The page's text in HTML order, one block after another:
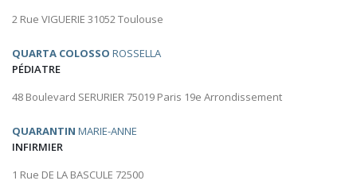
2 Rue VIGUERIE 31052 Toulouse
QUARTA COLOSSO ROSSELLA
PÉDIATRE
48 Boulevard SERURIER 75019 Paris 19e Arrondissement
QUARANTIN MARIE-ANNE
INFIRMIER
1 Rue DE LA BASCULE 72500